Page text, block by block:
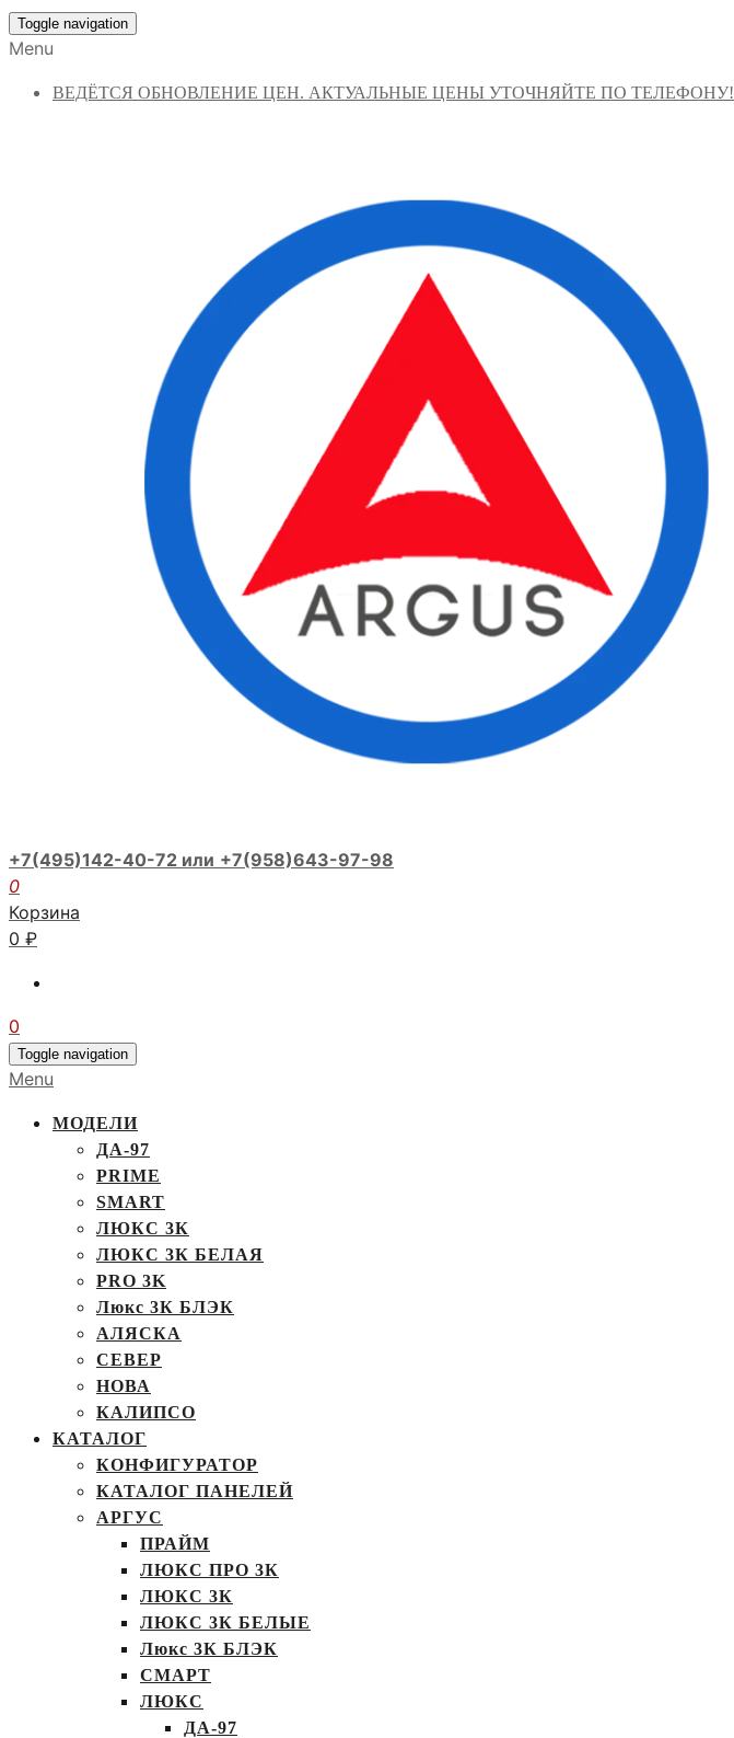
Toggle navigation
Menu
ВЕДЁТСЯ ОБНОВЛЕНИЕ ЦЕН. АКТУАЛЬНЫЕ ЦЕНЫ УТОЧНЯЙТЕ ПО ТЕЛЕФОНУ!
+7(495)142-40-72 или +7(958)643-97-98
0
Корзина
0 ₽
0
Toggle navigation
Menu
МОДЕЛИ
ДА-97
PRIME
SMART
ЛЮКС 3К
ЛЮКС 3К БЕЛАЯ
PRO 3K
Люкс 3К БЛЭК
АЛЯСКА
СЕВЕР
НОВА
КАЛИПСО
КАТАЛОГ
КОНФИГУРАТОР
КАТАЛОГ ПАНЕЛЕЙ
АРГУС
ПРАЙМ
ЛЮКС ПРО 3К
ЛЮКС 3К
ЛЮКС 3К БЕЛЫЕ
Люкс 3К БЛЭК
СМАРТ
ЛЮКС
ДА-97